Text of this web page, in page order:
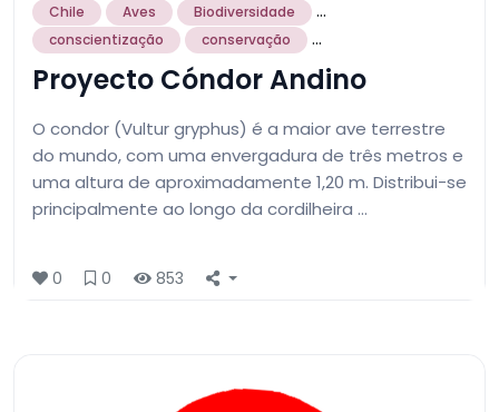
Chile Aves Biodiversidade ...
conscientização conservação ...
Proyecto Cóndor Andino
O condor (Vultur gryphus) é a maior ave terrestre
do mundo, com uma envergadura de três metros e
uma altura de aproximadamente 1,20 m. Distribui-se
principalmente ao longo da cordilheira …
0 0 853